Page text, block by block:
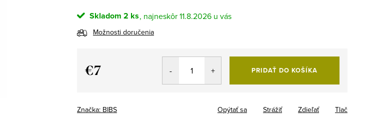
Skladom 2 ks 11.8.2026
Možnosti doručenia
€7 PRIDAŤ DO KOŠÍKA
Značka: BIBS Tlač
Opýtať sa Strážiť Zdieľať